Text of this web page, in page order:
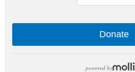
Donate
powered by